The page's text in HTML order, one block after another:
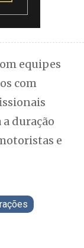
equipes
com
duração
e